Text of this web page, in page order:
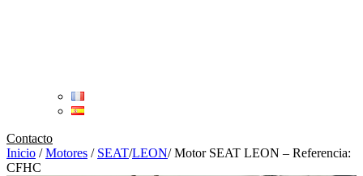
Contacto
Inicio / Motores / SEAT/LEON/ Motor SEAT LEON – Referencia:
CFHC